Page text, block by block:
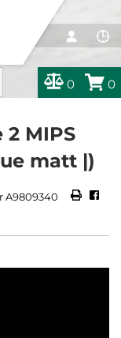
0 0
MIPS
matt |)
A9809340